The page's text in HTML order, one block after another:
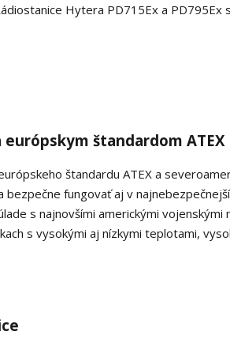
Hytera PD715Ex a PD795Ex
štandardom ATEX
štandardu ATEX a
bezpečne fungovať aj v
s najnovšími americkými vojenskými
s vysokými aj nízkymi teplotami,